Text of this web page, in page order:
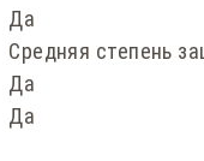
Да
Средняя степень
Да
Да